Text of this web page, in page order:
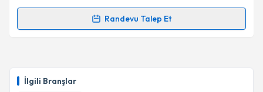
İlgili Branşlar
Randevu Talep Et
Randevu Takvimi Talebi
için bir takvim hazırlandığında e-posta ile